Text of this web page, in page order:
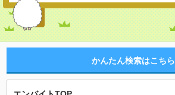
かんたん検索はこちら